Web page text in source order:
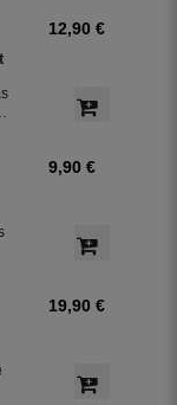
12,90 €
9,90 €
19,90 €